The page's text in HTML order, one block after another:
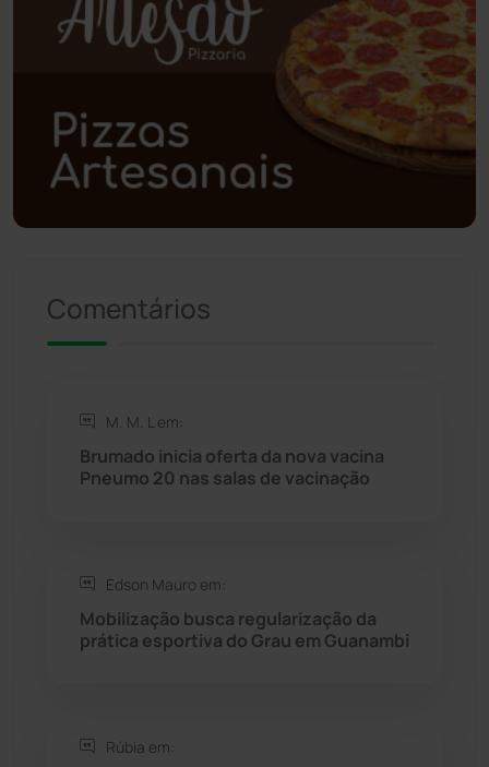
Polícia Civil (58)
Polícia Militar (27)
Política (03)
Presidente Jânio Qu... (125)
Rio de Contas
Rio do Pires
Seabra
Sebastião Laranjeiras (96)
Comentários
M. M. L em:
Brumado inicia oferta da nova vacina
Pneumo 20 nas salas de vacinação
Edson Mauro em:
Mobilização busca regularização da
prática esportiva do Grau em Guanambi
Rúbia em: